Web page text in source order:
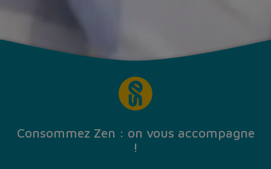
Consommez Zen : on vous accompagne
!